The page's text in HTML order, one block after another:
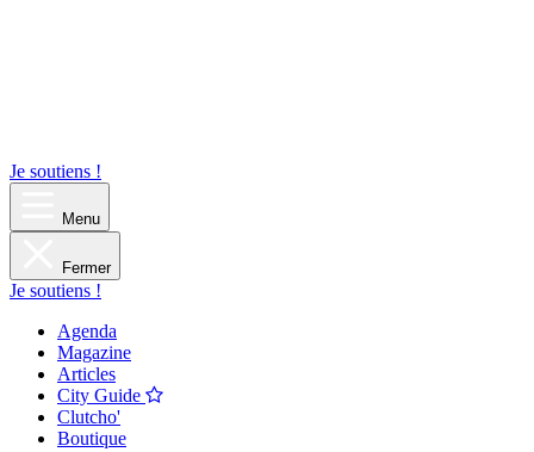
Je soutiens !
Menu
Fermer
Je soutiens !
Agenda
Magazine
Articles
City Guide
Clutcho'
Boutique